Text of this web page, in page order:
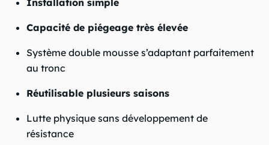
Installation simple
Capacité de piégeage très élevée
Système double mousse s’adaptant parfaitement
au tronc
Réutilisable plusieurs saisons
Lutte physique sans développement de
résistance